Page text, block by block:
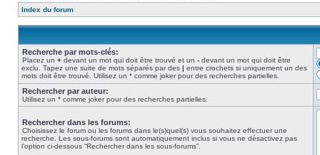
Index du forum
Recherche par mots-clés:
Placez un + devant un mot qui doit être trouvé et un - devant un mot qui doit être
exclu. Tapez une suite de mots séparés par des | entre crochets si uniquement un des
mots doit être trouvé. Utilisez un * comme joker pour des recherches partielles.
Rechercher par auteur:
Utilisez un * comme joker pour des recherches partielles.
Rechercher dans les forums:
Choisissez le forum ou les forums dans le(s)quel(s) vous souhaitez effectuer une
recherche. Les sous-forums sont automatiquement inclus si vous ne désactivez pas
l’option ci-dessous “Rechercher dans les sous-forums”.